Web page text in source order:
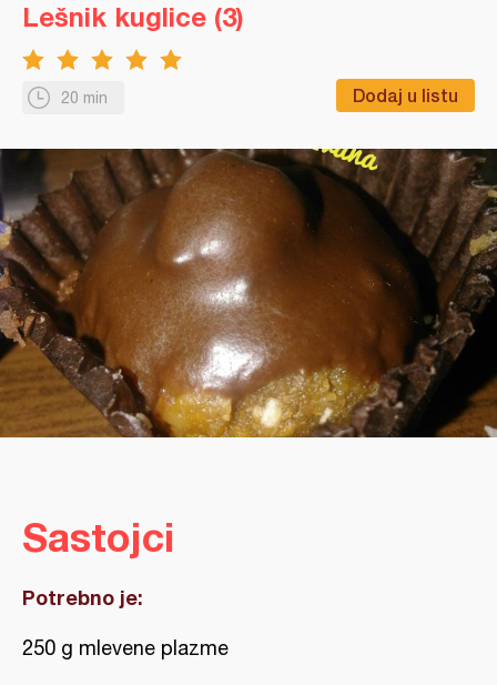
20 min Dodaj u listu
Lešnik kuglice (3)
Sastojci
Potrebno je:
250 g mlevene plazme